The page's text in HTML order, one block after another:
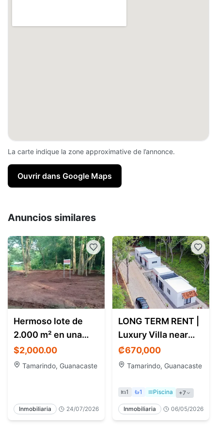
La carte indique la zone approximative de l’annonce.
Ouvrir dans Google Maps
Anuncios similares
Hermoso lote de
2.000 m² en una
ubicación
privilegiada
$2,000.00
Tamarindo, Guanacaste
Inmobiliaria 24/07/2026
LONG TERM RENT |
Luxury Villa near
Playa Avellanas
₡670,000
Tamarindo, Guanacaste
1 1 Piscina +7
Inmobiliaria 06/05/2026